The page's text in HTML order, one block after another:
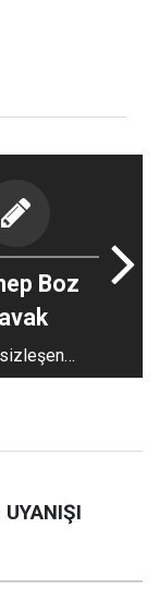
Boz
Duyuyor